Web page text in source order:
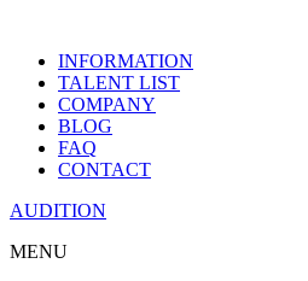
INFORMATION
TALENT LIST
COMPANY
BLOG
FAQ
CONTACT
AUDITION
MENU